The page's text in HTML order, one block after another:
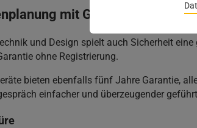
mit Garantie
und Design spielt auch Sicherheit
ohne Registrierung.
bieten ebenfalls fünf Jahre Garantie,
einfacher und überzeugender